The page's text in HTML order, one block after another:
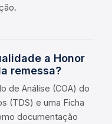
a Honor
remessa?
de Análise (COA) do
(TDS) e uma Ficha
documentação